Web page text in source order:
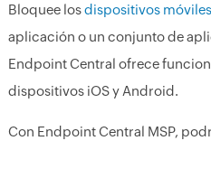
Bloquee losdispositivos móviles
aplicación o un conjunto de
Endpoint Central ofrece
dispositivos iOS y Android.
Con Endpoint Central MSP,